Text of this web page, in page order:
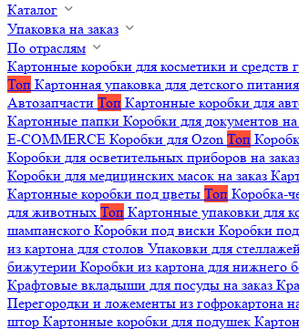
Каталог
Упаковка на заказ
По отраслям
Картонные коробки для косметики и средств
Топ Картонная упаковка для детского питания
Автозапчасти Топ Картонные коробки для
Картонные папки Коробки для документов на
E-COMMERCE Коробки для Ozon Топ
Коробки для осветительных приборов на заказ
Коробки для медицинских масок на заказ
Картонные коробки под цветы Топ Коробка-
для животных Топ Картонные упаковки для
шампанского Коробки под виски Коробки
из картона для столов Упаковки для
бижутерии Коробки из картона для нижнего
Крафтовые вкладыши для посуды на заказ
Перегородки и ложементы из гофрокартона
штор Картонные коробки для подушек